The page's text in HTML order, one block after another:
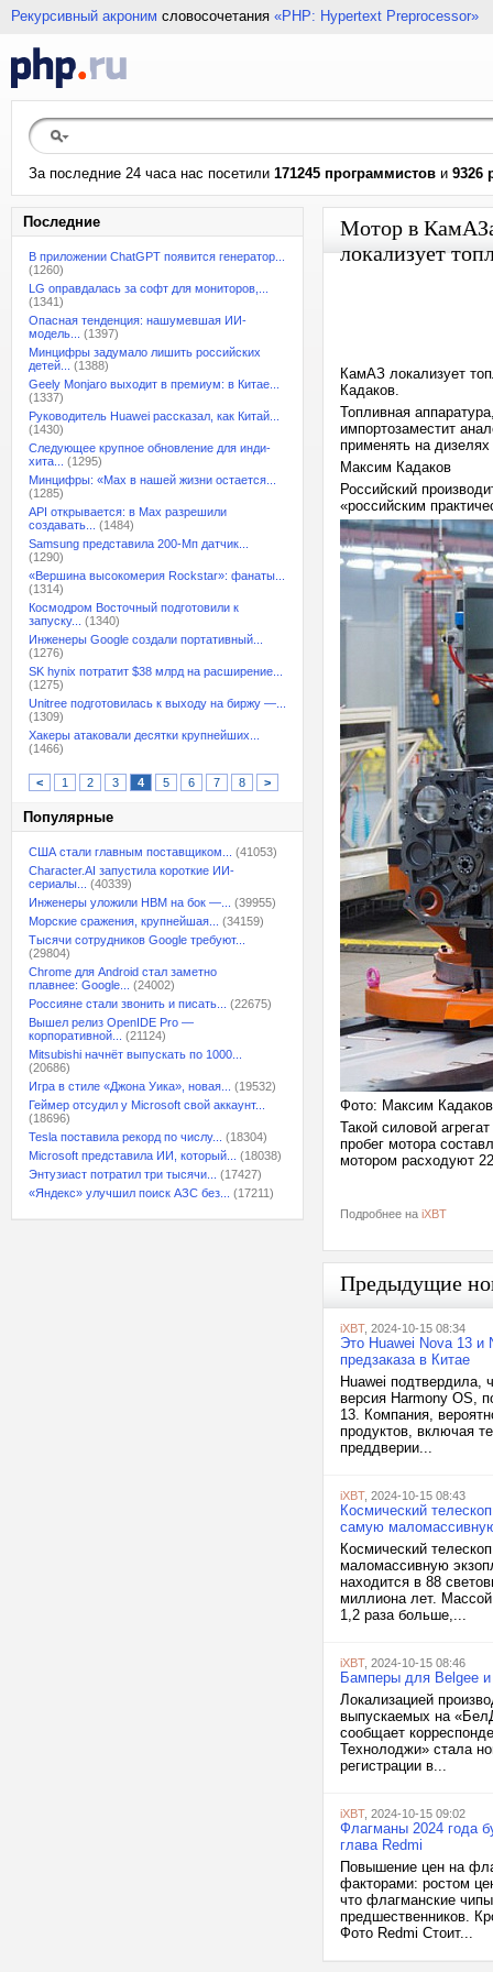
Рекурсивный акроним словосочетания «PHP: Hypertext Preprocessor»
За последние 24 часа нас посетили 171245 программистов и 9326
Последние
В приложении ChatGPT появится генератор...
(1260)
LG оправдалась за софт для мониторов,...
(1341)
Опасная тенденция: нашумевшая ИИ-
модель...
(1397)
Минцифры задумало лишить российских
детей...
(1388)
Geely Monjaro выходит в премиум: в Китае...
(1337)
Руководитель Huawei рассказал, как Китай...
(1430)
Следующее крупное обновление для инди-
хита...
(1295)
Минцифры: «Max в нашей жизни остается...
(1285)
API открывается: в Max разрешили
создавать...
(1484)
Samsung представила 200-Мп датчик...
(1290)
«Вершина высокомерия Rockstar»: фанаты...
(1314)
Космодром Восточный подготовили к
запуску...
(1340)
Инженеры Google создали портативный...
(1276)
SK hynix потратит $38 млрд на расширение...
(1275)
Unitree подготовилась к выходу на биржу —...
(1309)
Хакеры атаковали десятки крупнейших...
(1466)
< 1 2 3 4 5 6 7 8 >
Популярные
США стали главным поставщиком...
(41053)
Character.AI запустила короткие ИИ-
сериалы...
(40339)
Инженеры уложили HBM на бок —...
(39955)
Морские сражения, крупнейшая...
(34159)
Тысячи сотрудников Google требуют...
(29804)
Chrome для Android стал заметно
плавнее: Google...
(24002)
Россияне стали звонить и писать...
(22675)
Вышел релиз OpenIDE Pro —
корпоративной...
(21124)
Mitsubishi начнёт выпускать по 1000...
(20686)
Игра в стиле «Джона Уика», новая...
(19532)
Геймер отсудил у Microsoft свой аккаунт...
(18696)
Tesla поставила рекорд по числу...
(18304)
Microsoft представила ИИ, который...
(18038)
Энтузиаст потратил три тысячи...
(17427)
«Яндекс» улучшил поиск АЗС без...
(17211)
Мотор в
локализует
КамАЗ локализует
Кадаков.
Топливная
импортозаместит
применять на
Максим Кадаков
Российский
«российским
Фото: Максим Кадаков
Такой силовой
пробег мотора
мотором расходуют
Подробнее на iXBT
Предыдущие
iXBT, 2024-10-15 08:34
Это Huawei Nova 13
предзаказа в Китае
Huawei подтвердила,
версия Harmony OS,
13. Компания,
продуктов, включая
преддверии...
iXBT, 2024-10-15 08:43
Космический
самую
Космический
маломассивную
находится в 88
миллиона лет.
1,2 раза больше,...
iXBT, 2024-10-15 08:46
Бамперы для Belgee и
Локализацией
выпускаемых на
сообщает
Технолоджи» стала
регистрации в...
iXBT, 2024-10-15 09:02
Флагманы 2024 года
глава Redmi
Повышение цен на
факторами: ростом
что флагманские
предшественников.
Фото Redmi Стоит...